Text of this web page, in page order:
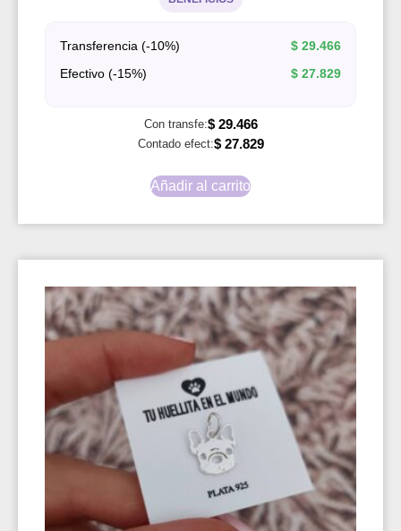
Transferencia (-10%) $ 29.466
Efectivo (-15%)
$ 27.829
Con transfe:$29.466
Contado efect:$27.829
Añadir al carrito